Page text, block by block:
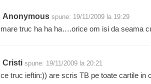
Anonymous spune: 19/11/2009 la 19:29
mare truc ha ha ha….orice om isi da seama
Cristi spune: 19/11/2009 la 20:21
ce truc ieftin:)) are scris TB pe toate cartile in